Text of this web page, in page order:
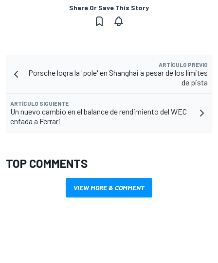
Share Or Save This Story
ARTÍCULO PREVIO
Porsche logra la 'pole' en Shanghai a pesar de los límites
de pista
ARTÍCULO SIGUIENTE
Un nuevo cambio en el balance de rendimiento del WEC
enfada a Ferrari
TOP COMMENTS
VIEW MORE & COMMENT